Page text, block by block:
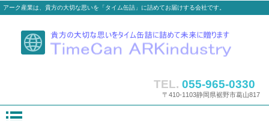
アーク産業は、貴方の大切な思いを「タイム缶詰」に詰めてお届けする会社です。
TEL. 055-965-0330
〒410-1103静岡県裾野市葛山817